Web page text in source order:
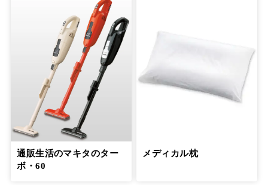
通販生活のマキタのター
ボ・60
メディカル枕